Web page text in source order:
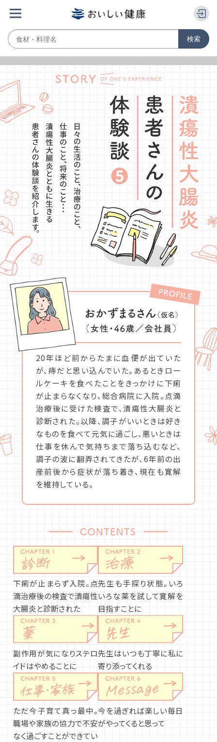
20年ほど前からたまに血便が出ていた
が、痔だと思い込んでいた。あるときロー
ルケーキを食べたことをきっかけに下痢
が止まらなくなり、総合病院に入院。点滴
治療後に受けた検査で、潰瘍性大腸炎と
診断された。以降、調子がいいときは好き
なものを食べて元気に過ごし、悪いときは
仕事を休んで気持ちまで落ち込むなど、
調子の波に翻弄されてきたが、6年前の出
産前後から症状が落ち着き、現在も寛解
を維持している。
下痢が止まらず入院。点
滴治療後の検査で潰瘍性
大腸炎と診断された
先生も手探り状態。いろ
いろな薬を試して寛解を
目指すことに
副作用が気になりステロ
イドはやめることに
先生はいつも丁寧に私に
寄り添ってくれる
ただ今子育て真っ最中。
職場や家族の協力で不安
なく過ごすことができてい
今を過ぎれば楽しい毎日
がやってくると思って